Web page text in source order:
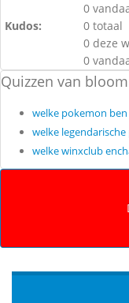
0
Kudos:
0 totaal
0 deze
0
Quizzen van
welke pokemon
welke
welke winxclub